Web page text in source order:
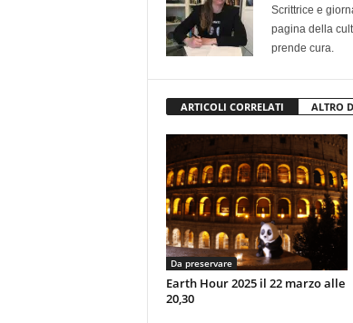
Scrittrice e
pagina della
prende cura.
ARTICOLI CORRELATI ALTRO
Da preservare
Earth Hour 2025 il 22 marzo alle
20,30